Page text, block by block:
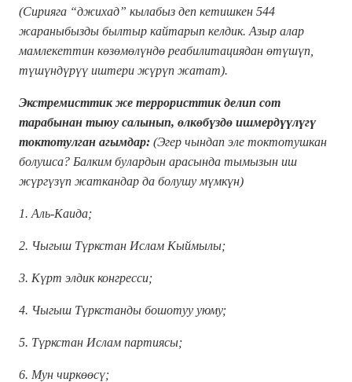
(Сирияга “джихад” кылабыз деп кетишкен 544
жараныбызды былтыр кайтарып келдик. Азыр алар
мамлекеттин көзөмөлүндө реабилитациядан өтүшүп,
түшүндүрүү иштери жүрүп жатат).
Экстремисттик же террористтик делип сот
тарабынан тыюу салынып, өлкөбүздө ишмердүүлүгү
токтотулган агымдар: (Эгер чындап эле токтотушкан
болушса? Балким булардын арасында тымызын иш
жүргүзүп жаткандар да болушу мүмкүн)
1. Аль-Каида;
2. Чыгыш Түркстан Ислам Кыймылы;
3. Күрт элдик конгресси;
4. Чыгыш Түркстанды бошотуу уюму;
5. Түркстан Ислам партиясы;
6. Мун чиркөөсү;